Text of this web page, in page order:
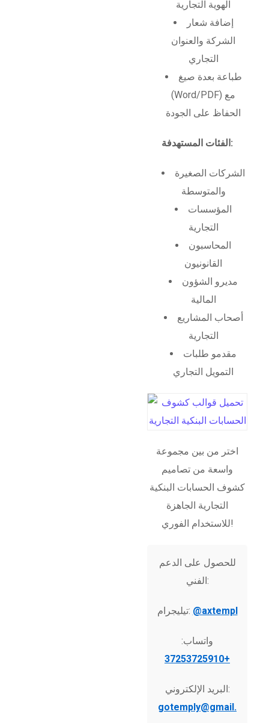
الهوية التجارية
إضافة شعار
الشركة والعنوان
التجاري
طباعة بعدة صيغ
(Word/PDF) مع
الحفاظ على الجودة
الفئات المستهدفة:
الشركات الصغيرة
والمتوسطة
المؤسسات
التجارية
المحاسبون
القانونيون
مديرو الشؤون
المالية
أصحاب المشاريع
التجارية
مقدمو طلبات
التمويل التجاري
اختر من بين مجموعة
واسعة من تصاميم
كشوف الحسابات البنكية
التجارية الجاهزة
للاستخدام الفوري!
للحصول على الدعم
الفني:
تيليجرام: @axtempl
واتساب:
+37253725910
البريد الإلكتروني:
gotemply@gmail.